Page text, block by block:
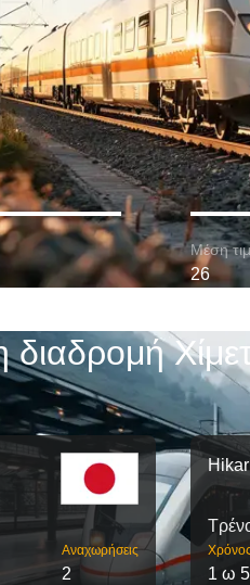
Μέση
26
Αναχωρήσεις
2
Χρόνος
1 ω